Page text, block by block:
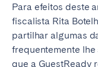
Para efeitos deste
fiscalista Rita
partilhar algumas
frequentemente
que a GuestReady